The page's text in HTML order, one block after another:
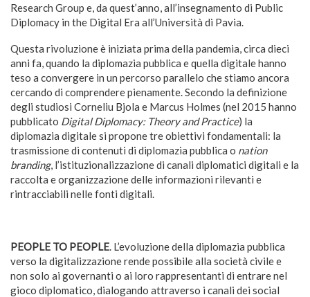
Research Group e, da quest’anno, all’insegnamento di Public
Diplomacy in the Digital Era all’Università di Pavia.
Questa rivoluzione è iniziata prima della pandemia, circa dieci
anni fa, quando la diplomazia pubblica e quella digitale hanno
teso a convergere in un percorso parallelo che stiamo ancora
cercando di comprendere pienamente. Secondo la definizione
degli studiosi Corneliu Bjola e Marcus Holmes (nel 2015 hanno
pubblicato Digital Diplomacy: Theory and Practice) la
diplomazia digitale si propone tre obiettivi fondamentali: la
trasmissione di contenuti di diplomazia pubblica o nation
branding, l’istituzionalizzazione di canali diplomatici digitali e la
raccolta e organizzazione delle informazioni rilevanti e
rintracciabili nelle fonti digitali.
PEOPLE TO PEOPLE. L’evoluzione della diplomazia pubblica
verso la digitalizzazione rende possibile alla società civile e
non solo ai governanti o ai loro rappresentanti di entrare nel
gioco diplomatico, dialogando attraverso i canali dei social